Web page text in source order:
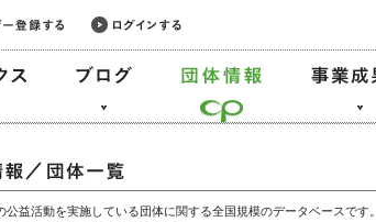
公益活動を実施している団体に関する全国規模のデータベースです。